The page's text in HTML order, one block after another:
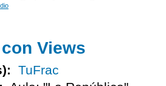
Views
TuFrac